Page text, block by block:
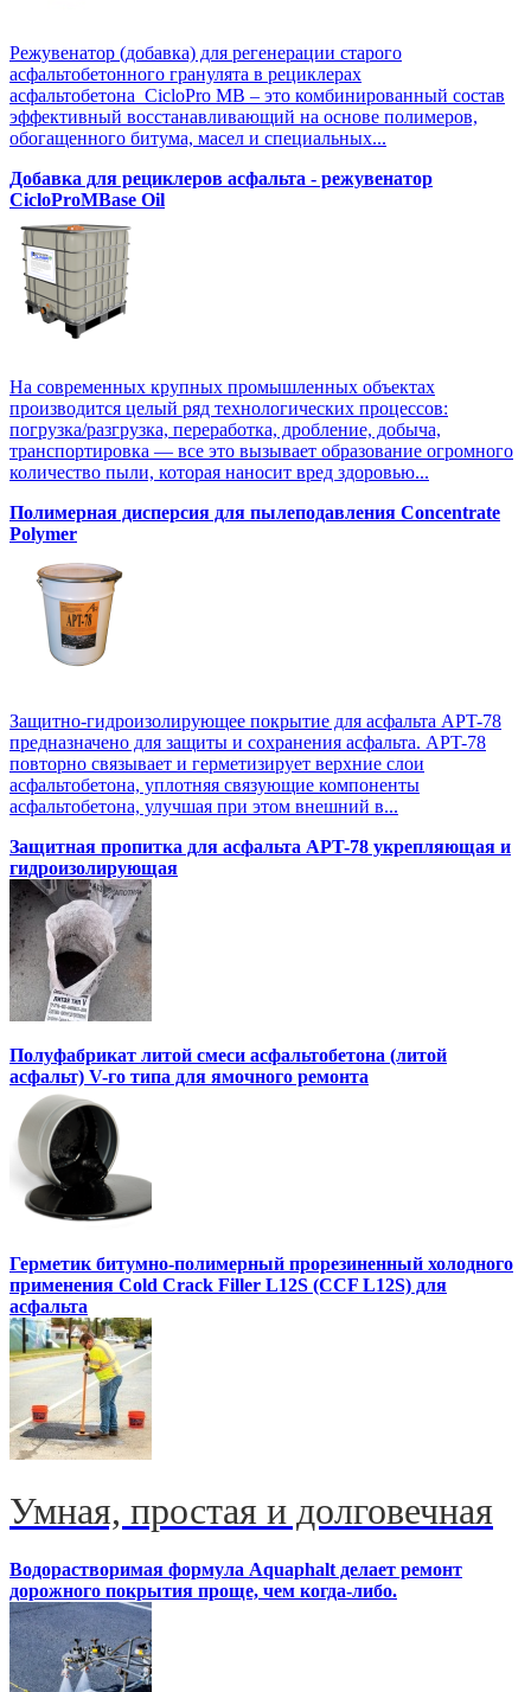
Режувенатор (добавка) для регенерации старого
асфальтобетонного гранулята в рециклерах
асфальтобетона CicloPro MB – это комбинированный состав
эффективный восстанавливающий на основе полимеров,
обогащенного битума, масел и специальных...
Добавка для рециклеров асфальта - режувенатор
CicloProMBase Oil
На современных крупных промышленных объектах
производится целый ряд технологических процессов:
погрузка/разгрузка, переработка, дробление, добыча,
транспортировка — все это вызывает образование огромного
количество пыли, которая наносит вред здоровью...
Полимерная дисперсия для пылеподавления Concentrate
Polymer
Защитно-гидроизолирующее покрытие для асфальта APT-78
предназначено для защиты и сохранения асфальта. APT-78
повторно связывает и герметизирует верхние слои
асфальтобетона, уплотняя связующие компоненты
асфальтобетона, улучшая при этом внешний в...
Защитная пропитка для асфальта APT-78 укрепляющая и
гидроизолирующая
Полуфабрикат литой смеси асфальтобетона (литой
асфальт) V-го типа для ямочного ремонта
Герметик битумно-полимерный прорезиненный холодного
применения Cold Crack Filler L12S (ССF L12S) для
асфальта
Умная, простая и долговечная
Водорастворимая формула Aquaphalt делает ремонт
дорожного покрытия проще, чем когда-либо.